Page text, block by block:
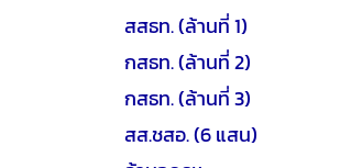
สสธท. (ล้านที่ 1)
กสธท. (ล้านที่ 2)
กสธท. (ล้านที่ 3)
สส.ชสอ. (6 แสน)